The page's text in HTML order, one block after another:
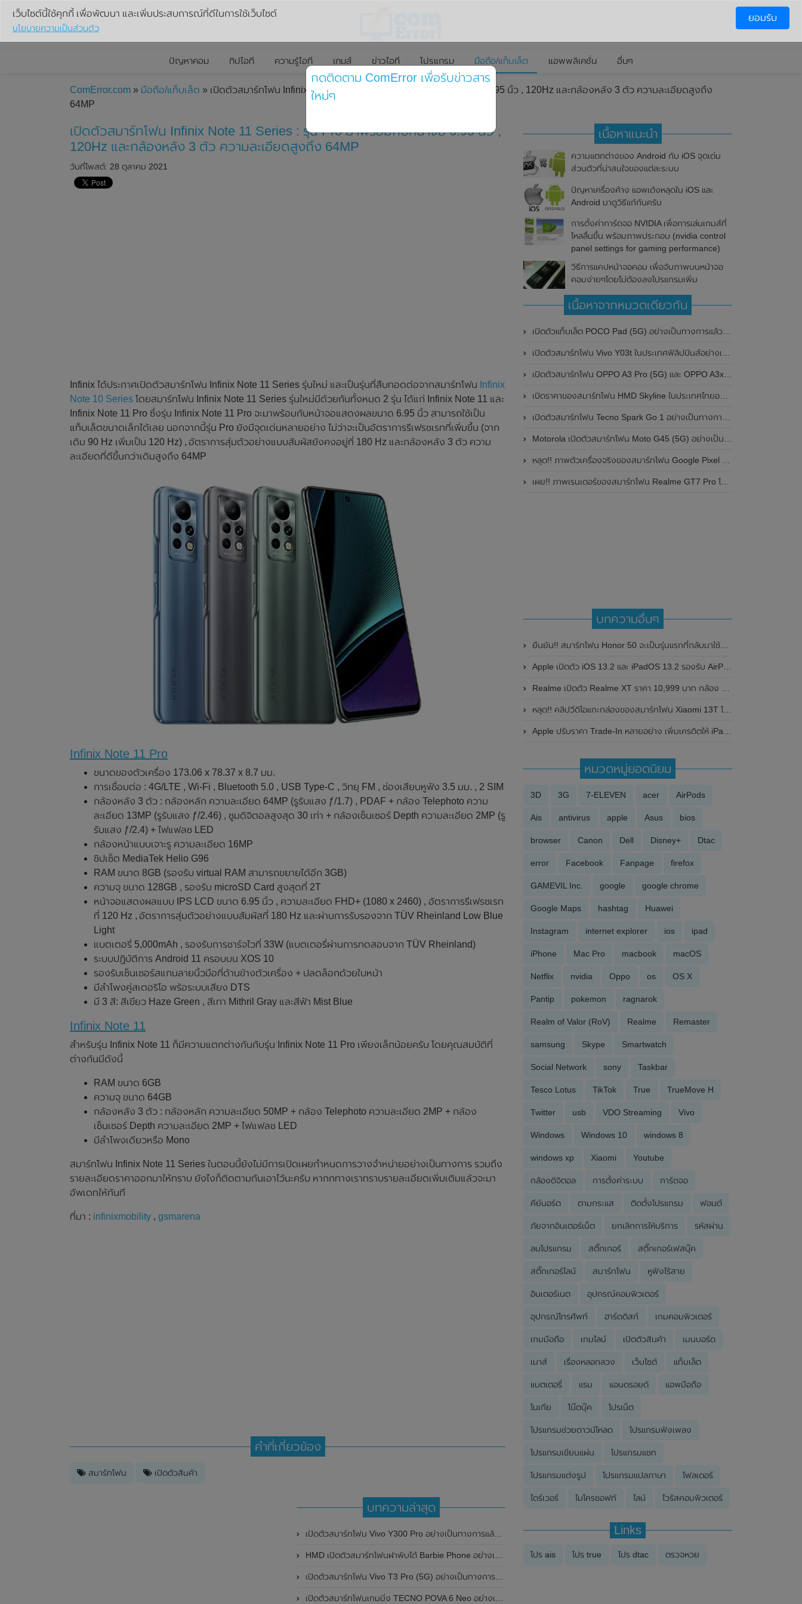
ปัญหาคอม ทิปไอที ความรู้ไอที เกมส์ ข่าวไอที โปรแกรม มือถือ/แท็บเล็ต แอพพลิเคชั่น อื่นๆ
ComError.com » มือถือ/แท็บเล็ต » เปิดตัวสมาร์ทโฟน Infinix Note 11 Series : รุ่น Pro มาพร้อมกับหน้าจอ 6.95 นิ้ว , 120Hz และกล้องหลัง 3 ตัว ความละเอียดสูงถึง
64MP
เปิดตัวสมาร์ทโฟน Infinix Note 11 Series : รุ่น Pro มาพร้อมกับหน้าจอ 6.95 นิ้ว ,
120Hz และกล้องหลัง 3 ตัว ความละเอียดสูงถึง 64MP
วันที่โพสต์: 28 ตุลาคม 2021
Infinix ได้ประกาศเปิดตัวสมาร์ทโฟน Infinix Note 11 Series รุ่นใหม่ และเป็นรุ่นที่สืบทอดต่อจากสมาร์ทโฟน Infinix
Note 10 Series โดยสมาร์ทโฟน Infinix Note 11 Series รุ่นใหม่มีด้วยกันทั้งหมด 2 รุ่น ได้แก่ Infinix Note 11 และ
Infinix Note 11 Pro ซึ่งรุ่น Infinix Note 11 Pro จะมาพร้อมกับหน้าจอแสดงผลขนาด 6.95 นิ้ว สามารถใช้เป็น
แท็บเล็ตขนาดเล็กได้เลย นอกจากนี้รุ่น Pro ยังมีจุดเด่นหลายอย่าง ไม่ว่าจะเป็นอัตราการรีเฟรชเรทที่เพิ่มขึ้น (จาก
เดิม 90 Hz เพิ่มเป็น 120 Hz) , อัตราการสุ่มตัวอย่างแบบสัมผัสยังคงอยู่ที่ 180 Hz และกล้องหลัง 3 ตัว ความ
ละเอียดที่ดีขึ้นกว่าเดิมสูงถึง 64MP
Infinix Note 11 Pro
ขนาดของตัวเครื่อง 173.06 x 78.37 x 8.7 มม.
การเชื่อมต่อ : 4G/LTE , Wi-Fi , Bluetooth 5.0 , USB Type-C , วิทยุ FM , ช่องเสียบหูฟัง 3.5 มม. , 2 SIM
กล้องหลัง 3 ตัว : กล้องหลัก ความละเอียด 64MP (รูรับแสง ƒ/1.7) , PDAF + กล้อง Telephoto ความ
ละเอียด 13MP (รูรับแสง ƒ/2.46) , ซูมดิจิตอลสูงสุด 30 เท่า + กล้องเซ็นเซอร์ Depth ความละเอียด 2MP (รู
รับแสง ƒ/2.4) + ไฟแฟลช LED
กล้องหน้าแบบเจาะรู ความละเอียด 16MP
ชิปเซ็ต MediaTek Helio G96
RAM ขนาด 8GB (รองรับ virtual RAM สามารถขยายได้อีก 3GB)
ความจุ ขนาด 128GB , รองรับ microSD Card สูงสุดที่ 2T
หน้าจอแสดงผลแบบ IPS LCD ขนาด 6.95 นิ้ว , ความละเอียด FHD+ (1080 x 2460) , อัตราการรีเฟรชเรท
ที่ 120 Hz , อัตราการสุ่มตัวอย่างแบบสัมผัสที่ 180 Hz และผ่านการรับรองจาก TÜV Rheinland Low Blue
Light
แบตเตอรี่ 5,000mAh , รองรับการชาร์จไวที่ 33W (แบตเตอรี่ผ่านการทดสอบจาก TÜV Rheinland)
ระบบปฏิบัติการ Android 11 ครอบบน XOS 10
รองรับเซ็นเซอร์สแกนลายนิ้วมือที่ด้านข้างตัวเครื่อง + ปลดล็อกด้วยใบหน้า
มีลำโพงคู่สเตอริโอ พร้อระบบเสียง DTS
มี 3 สี: สีเขียว Haze Green , สีเทา Mithril Gray และสีฟ้า Mist Blue
Infinix Note 11
สำหรับรุ่น Infinix Note 11 ก็มีความแตกต่างกันกับรุ่น Infinix Note 11 Pro เพียงเล็กน้อยครับ โดยคุณสมบัติที่
ต่างกันมีดังนี้
RAM ขนาด 6GB
ความจุ ขนาด 64GB
กล้องหลัง 3 ตัว : กล้องหลัก ความละเอียด 50MP + กล้อง Telephoto ความละเอียด 2MP + กล้อง
เซ็นเซอร์ Depth ความละเอียด 2MP + ไฟแฟลช LED
มีลำโพงเดียวหรือ Mono
สมาร์ทโฟน Infinix Note 11 Series ในตอนนี้ยังไม่มีการเปิดเผยกำหนดการวางจำหน่ายอย่างเป็นทางการ รวมถึง
รายละเอียดราคาออกมาให้ทราบ ยังไงก็ติดตามกันเอาไว้นะครับ หากกทางเราทราบรายละเอียดเพิ่มเติมแล้วจะมา
อัพเดทให้ทันที
ที่มา : infinixmobility , gsmarena
คำที่เกี่ยวข้อง
สมาร์ทโฟน เปิดตัวสินค้า
บทความล่าสุด
เปิดตัวสมาร์ทโฟน Vivo Y300 Pro อย่างเป็นทางการแล้วในประเทศจีน มาพร้อมดีไซน์พรีเมี่ยม ทนทาน และแบตเตอรี่สุดอึดขนาดใหญ่ 6,500mAh พร้อมรองรับการชาร์จไว 80W
HMD เปิดตัวสมาร์ทโฟนฝาพับได้ Barbie Phone อย่างเป็นทางการแล้ว มาพร้อมธีมสีชมพูสดใส
เปิดตัวสมาร์ทโฟน Vivo T3 Pro (5G) อย่างเป็นทางการแล้วในประเทศอินเดีย
เปิดตัวสมาร์ทโฟนเกมมิ่ง TECNO POVA 6 Neo อย่างเป็นทางการแล้วในประเทศไทย ในราคา 8,499 บาท
เนื้อหาแนะนำ
ความแตกต่างของ Android กับ iOS จุดเด่น
ส่วนตัวที่น่าสนใจของแต่ละระบบ
ปัญหาเครื่องค้าง แอพเด้งหลุดใน iOS และ
Android มาดูวิธีแก้กันครับ
การตั้งค่าการ์ดจอ NVIDIA เพื่อการเล่นเกมส์ที่
ไหลลื่นขึ้น พร้อมภาพประกอบ (nvidia control
panel settings for gaming performance)
วิธีการแคปหน้าจอคอม เพื่อจับภาพบนหน้าจอ
คอมง่ายๆโดยไม่ต้องลงโปรแกรมเพิ่ม
เนื้อหาจากหมวดเดียวกัน
เปิดตัวแท็บเล็ต POCO Pad (5G) อย่างเป็นทางการแล้วในประเทศอินเดีย มาพร้อมชิปเซ็ต Snapdragon 7s Gen 2 ของ Qualcomm และรองรับเครือข่าย 5G
เปิดตัวสมาร์ทโฟน Vivo Y03t ในประเทศฟิลิปปินส์อย่างเป็นทางการแล้ว มาพร้อมชิปเซ็ต Unisoc T612 , กล้องหลัง ความละเอียด 13MP , แบตเตอรี่ 5,000mAh และหน้าจอแสดงผล LCD / 90Hz
เปิดตัวสมาร์ทโฟน OPPO A3 Pro (5G) และ OPPO A3x ในประเทศไทยอย่างเป็นทางการแล้ว ในราคาเริ่มต้นเพียง 3,999 บาท
เปิดราคาของสมาร์ทโฟน HMD Skyline ในประเทศไทยอย่างเป็นทางการแล้ว ราคา 14,990 บาท
เปิดตัวสมาร์ทโฟน Tecno Spark Go 1 อย่างเป็นทางการแล้ว มาพร้อมหน้าจอแสดงผล LCD / 120Hz , แบตเตอรี่ 5,000mAh และใช้ชิปเซ็ต Unisoc
Motorola เปิดตัวสมาร์ทโฟน Moto G45 (5G) อย่างเป็นทางการแล้วในอินเดีย
หลุด!! ภาพตัวเครื่องจริงของสมาร์ทโฟน Google Pixel 9a โชว์ดีไซน์ใหม่ กล้องหลังแบนราบ ไม่มีกรอบของกล้องแล้ว
เผย!! ภาพเรนเดอร์ของสมาร์ทโฟน Realme GT7 Pro โชว์ให้เห็นดีไซน์ใหม่ พร้อมเผยรายละเอียดสเปกที่สำคัญบางส่วน
บทความอื่นๆ
ยืนยัน!! สมาร์ทโฟน Honor 50 จะเป็นรุ่นแรกที่กลับมาใช้บริการ Google Mobile Services (GMS) อีกครั้ง เตรียมเปิดตัว 26 ตุลาคม 2021 นี้
Apple เปิดตัว iOS 13.2 และ iPadOS 13.2 รองรับ AirPods Pro เพิ่ม Emoji , Deep Fusion ใหม่ และแก้ไขปัญหาต่างๆ
Realme เปิดตัว Realme XT ราคา 10,999 บาท กล้อง 4 ตัวกล้องหลัง 64 ล้านรุ่นแรกในไทยอย่างเป็นทางการ
หลุด!! คลิปวีดิโอแกะกล่องของสมาร์ทโฟน Xiaomi 13T โชว์ดีไซน์พร้อมรายละเอียดสเปก ก่อนเปิดตัวทั่วโลกในช่วงปลายเดือนกันยายน 2023 นี้
Apple ปรับราคา Trade-In หลายอย่าง เพิ่มเครดิตให้ iPad , MacBook
หมวดหมู่ยอดนิยม
3D 3G 7-ELEVEN acer AirPods
Ais antivirus apple Asus bios
browser Canon Dell Disney+ Dtac
error Facebook Fanpage firefox
GAMEVIL Inc. google google chrome
Google Maps hashtag Huawei
Instagram internet explorer ios ipad
iPhone Mac Pro macbook macOS
Netflix nvidia Oppo os OS X
Pantip pokemon ragnarok
Realm of Valor (RoV) Realme Remaster
samsung Skype Smartwatch
Social Network sony Taskbar
Tesco Lotus TikTok True TrueMove H
Twitter usb VDO Streaming Vivo
Windows Windows 10 windows 8
windows xp Xiaomi Youtube
กล้องดิจิตอล การตั้งค่าระบบ การ์ดจอ
คีย์บอร์ด ตามกระแส ติดตั้งโปรแกรม ฟอนต์
ภัยจากอินเตอร์เน็ต ยกเลิกการให้บริการ รหัสผ่าน
ลบโปรแกรม สติ๊กเกอร์ สติ๊กเกอร์เฟสบุ๊ค
สติ๊กเกอร์ไลน์ สมาร์ทโฟน หูฟังไร้สาย
อินเตอร์เนต อุปกรณ์คอมพิวเตอร์
อุปกรณ์โทรศัพท์ ฮาร์ดดิสก์ เกมคอมพิวเตอร์
เกมมือถือ เกมไลน์ เปิดตัวสินค้า เมนบอร์ด
เมาส์ เรื่องหลอกลวง เว็บไซต์ แท็บเล็ต
แบตเตอรี่ แรม แอนดรอยด์ แอพมือถือ
โนเกีย โน๊ตบุ๊ค โปรเน็ต
โปรแกรมช่วยดาวน์โหลด โปรแกรมฟังเพลง
โปรแกรมเขียนแผ่น โปรแกรมแชท
โปรแกรมแต่งรูป โปรแกรมแปลภาษา โฟลเดอร์
ไดร์เวอร์ ไมโครซอฟท์ ไลน์ ไวรัสคอมพิวเตอร์
Links
โปร ais โปร true โปร dtac ตรวจหวย
เว็บไซต์นี้ใช้คุกกี้ เพื่อพัฒนา และเพิ่มประสบการณ์ที่ดีในการใช้เว็บไซต์
นโยบายความเป็นส่วนตัว
ยอมรับ
กดติดตาม ComError เพื่อรับข่าวสาร
ใหม่ๆ